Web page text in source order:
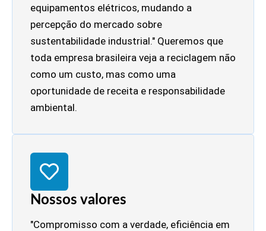
equipamentos elétricos, mudando a
percepção do mercado sobre
sustentabilidade industrial." Queremos que
toda empresa brasileira veja a reciclagem não
como um custo, mas como uma
oportunidade de receita e responsabilidade
ambiental.
Nossos valores
"Compromisso com a verdade, eficiência em